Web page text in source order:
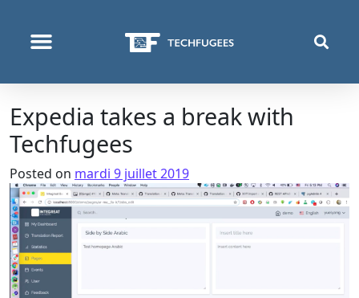
Expedia takes a break with
Techfugees
Posted on mardi 9 juillet 2019